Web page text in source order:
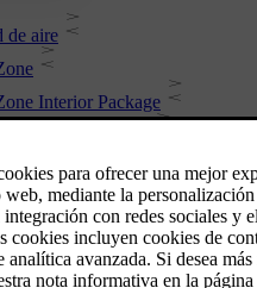
de aire
Interior Package
desactivar el sensor de calidad
habitáculo